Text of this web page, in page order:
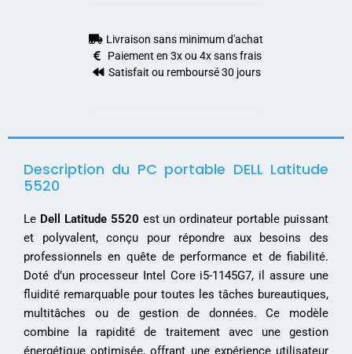
Livraison sans minimum d'achat
Paiement en 3x ou 4x sans frais
Satisfait ou remboursé 30 jours
Description du PC portable DELL Latitude
5520
Le Dell Latitude 5520 est un ordinateur portable puissant
et polyvalent, conçu pour répondre aux besoins des
professionnels en quête de performance et de fiabilité.
Doté d’un processeur Intel Core i5-1145G7, il assure une
fluidité remarquable pour toutes les tâches bureautiques,
multitâches ou de gestion de données. Ce modèle
combine la rapidité de traitement avec une gestion
énergétique optimisée, offrant une expérience utilisateur